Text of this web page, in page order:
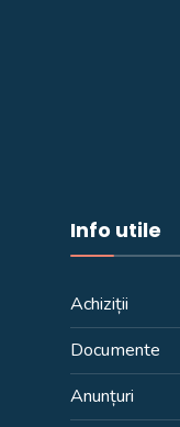
Info utile
Achiziții
Documente
Anunțuri